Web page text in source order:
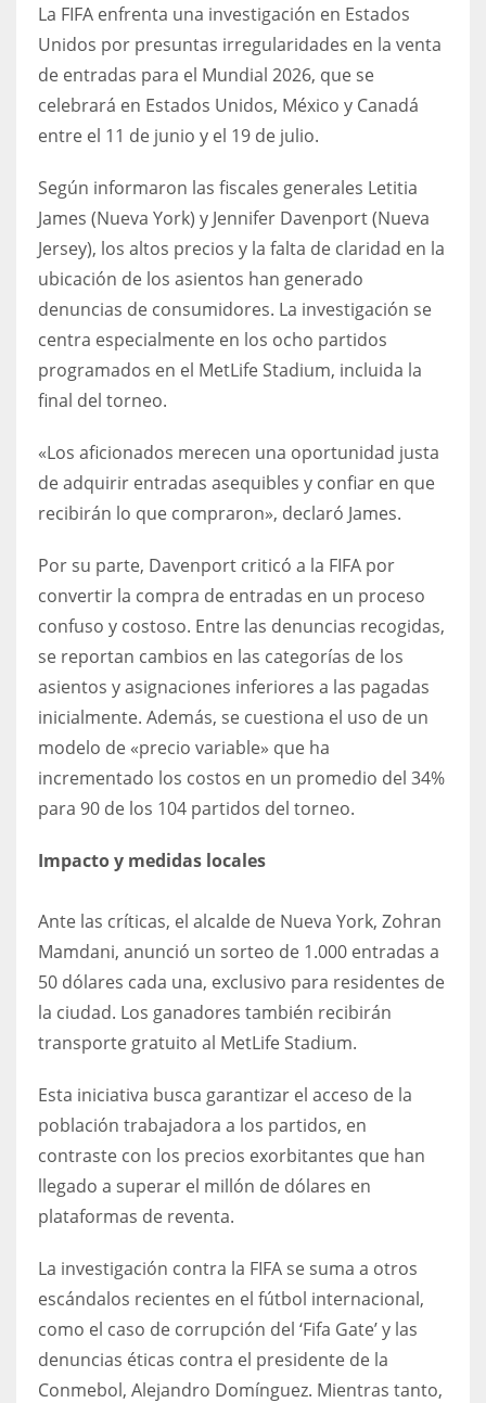
ATL
24
MIN
6
DEN
24
PIT
OAK
19
NYG
24
MIA
17
22
WSH
26
La FIFA enfrenta una investigación en Estados
Unidos por presuntas irregularidades en la venta
de entradas para el Mundial 2026, que se
celebrará en Estados Unidos, México y Canadá
entre el 11 de junio y el 19 de julio.
Según informaron las fiscales generales Letitia
James (Nueva York) y Jennifer Davenport (Nueva
Jersey), los altos precios y la falta de claridad en la
ubicación de los asientos han generado
denuncias de consumidores. La investigación se
centra especialmente en los ocho partidos
programados en el MetLife Stadium, incluida la
final del torneo.
«Los aficionados merecen una oportunidad justa
de adquirir entradas asequibles y confiar en que
recibirán lo que compraron», declaró James.
Por su parte, Davenport criticó a la FIFA por
convertir la compra de entradas en un proceso
confuso y costoso. Entre las denuncias recogidas,
se reportan cambios en las categorías de los
asientos y asignaciones inferiores a las pagadas
inicialmente. Además, se cuestiona el uso de un
modelo de «precio variable» que ha
incrementado los costos en un promedio del 34%
para 90 de los 104 partidos del torneo.
Impacto y medidas locales
Ante las críticas, el alcalde de Nueva York, Zohran
Mamdani, anunció un sorteo de 1.000 entradas a
50 dólares cada una, exclusivo para residentes de
la ciudad. Los ganadores también recibirán
transporte gratuito al MetLife Stadium.
Esta iniciativa busca garantizar el acceso de la
población trabajadora a los partidos, en
contraste con los precios exorbitantes que han
llegado a superar el millón de dólares en
plataformas de reventa.
La investigación contra la FIFA se suma a otros
escándalos recientes en el fútbol internacional,
como el caso de corrupción del ‘Fifa Gate’ y las
denuncias éticas contra el presidente de la
Conmebol, Alejandro Domínguez. Mientras tanto,